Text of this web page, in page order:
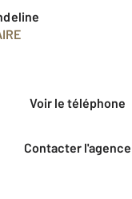
voir le téléphone
Contacter l'agence